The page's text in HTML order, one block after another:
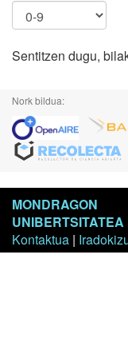
Sentitzen dugu,
Nork bildua:
MONDRAGON
UNIBERTSITATEA
Kontaktua |